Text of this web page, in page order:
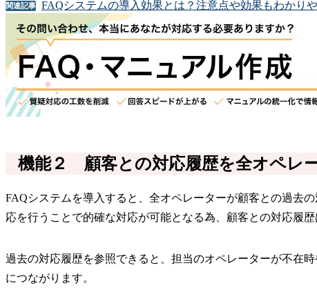
関連記事 FAQシステムの導入効果とは？注意点や効果もわかりや
機能２ 顧客との対応履歴を全オペレ
FAQシステムを導入すると、全オペレーターが顧客との過去
応を行うことで的確な対応が可能となる為、顧客との対応履
過去の対応履歴を参照できると、担当のオペレーターが不在
につながります。